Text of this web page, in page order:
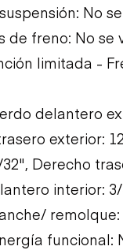
No
de freno: No
limitada -
delantero
exterior:
Derecho
interior:
remolque:
funcional: